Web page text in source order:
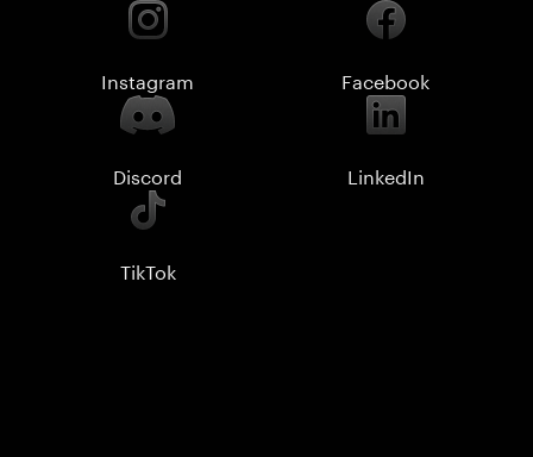
Instagram Facebook
Discord LinkedIn
TikTok